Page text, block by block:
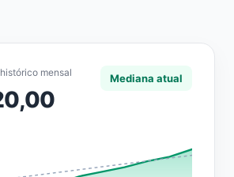
mensal Mediana atual